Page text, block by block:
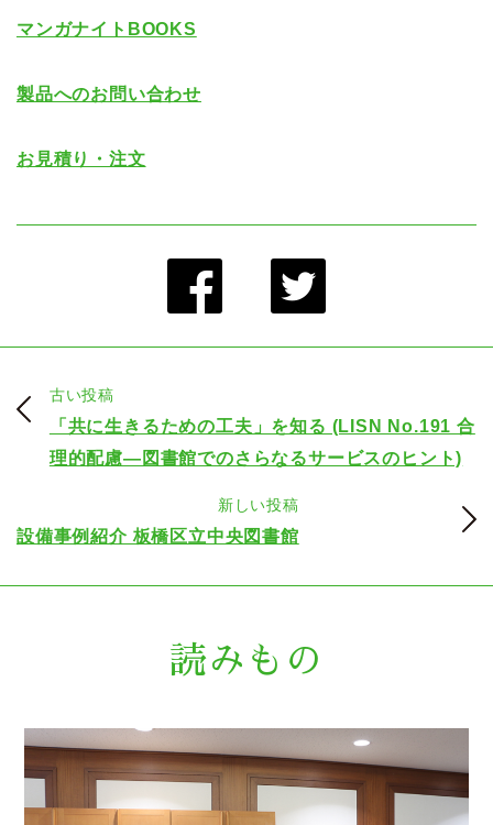
マンガナイトBOOKS
製品へのお問い合わせ
お見積り・注文
古い投稿
「共に生きるための工夫」を知る (LISN No.191 合
理的配慮―図書館でのさらなるサービスのヒント)
新しい投稿
設備事例紹介 板橋区立中央図書館
読みもの